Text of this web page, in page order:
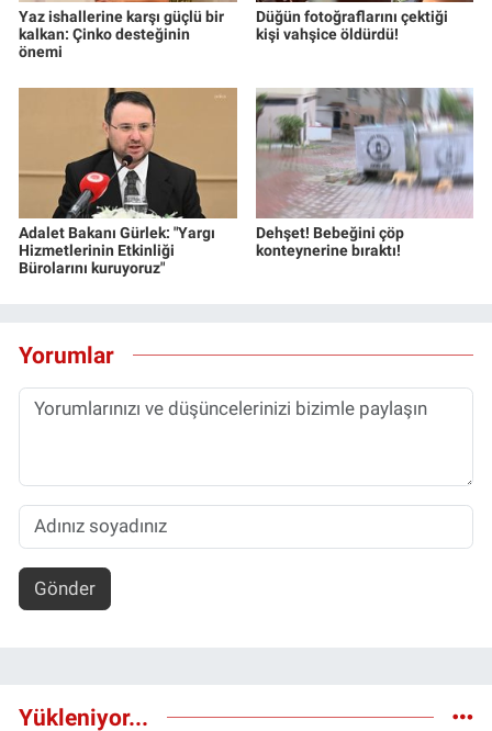
Yaz ishallerine karşı güçlü bir
kalkan: Çinko desteğinin
önemi
Düğün fotoğraflarını çektiği
kişi vahşice öldürdü!
Adalet Bakanı Gürlek: "Yargı
Hizmetlerinin Etkinliği
Bürolarını kuruyoruz"
Dehşet! Bebeğini çöp
konteynerine bıraktı!
Yorumlar
Gönder
Yükleniyor...